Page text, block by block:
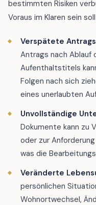
bestimmten Risiken
Voraus im Klaren sein
Verspätete
Antrags nach Ablauf
Aufenthaltstitels
Folgen nach sich
eines unerlaubten
Unvollständige
Dokumente kann zu
oder zur
was die
Veränderte
persönlichen
Wohnortwechsel,